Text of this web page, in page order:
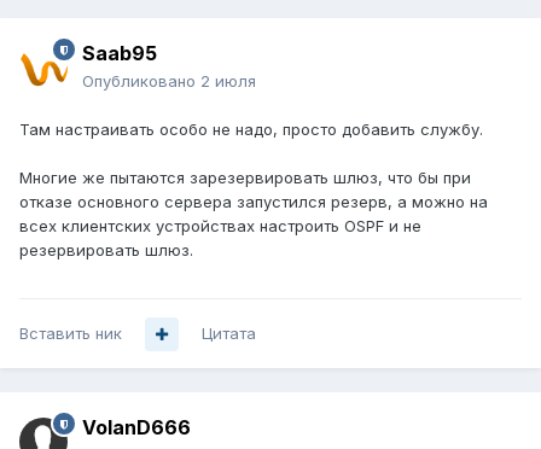
Saab95
Опубликовано 2 июля
Там настраивать особо не надо, просто добавить службу.
Многие же пытаются зарезервировать шлюз, что бы при
отказе основного сервера запустился резерв, а можно на
всех клиентских устройствах настроить OSPF и не
резервировать шлюз.
Вставить ник Цитата
VolanD666